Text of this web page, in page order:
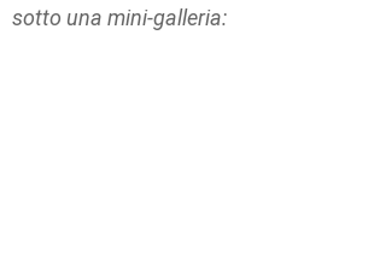
sotto una mini-galleria: